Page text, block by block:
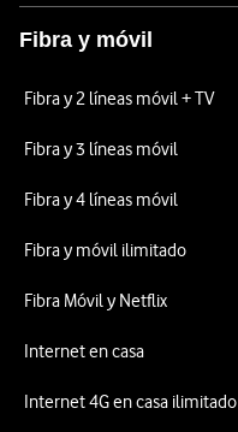
Fibra y móvil
Fibra y 2 líneas móvil + TV
Fibra y 3 líneas móvil
Fibra y 4 líneas móvil
Fibra y móvil ilimitado
Fibra Móvil y Netflix
Internet en casa
Internet 4G en casa ilimitado